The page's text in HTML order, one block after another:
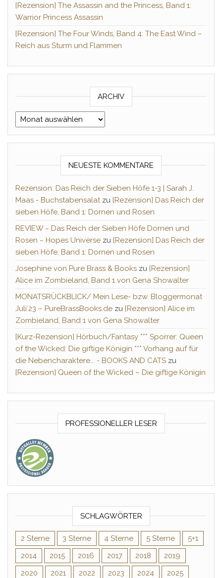
[Rezension] The Assassin and the Princess, Band 1:
Warrior Princess Assassin
[Rezension] The Four Winds, Band 4: The East Wind –
Reich aus Sturm und Flammen
ARCHIV
Archiv
NEUESTE KOMMENTARE
Rezension: Das Reich der Sieben Höfe 1-3 | Sarah J.
Maas - Buchstabensalat zu [Rezension] Das Reich der
sieben Höfe, Band 1: Dornen und Rosen
REVIEW ~ Das Reich der Sieben Höfe Dornen und
Rosen ~ Hopes Universe zu [Rezension] Das Reich der
sieben Höfe, Band 1: Dornen und Rosen
Josephine von Pure Brass & Books zu [Rezension]
Alice im Zombieland, Band 1 von Gena Showalter
MONATSRÜCKBLICK/ Mein Lese- bzw. Bloggermonat
Juli´23 – PureBrassBooks.de zu [Rezension] Alice im
Zombieland, Band 1 von Gena Showalter
[Kurz-Rezension] Hörbuch/Fantasy *** Sporrer: Queen
of the Wicked: Die giftige Königin *** Vorhang auf für
die Nebencharaktere... - BOOKS AND CATS zu
[Rezension] Queen of the Wicked – Die giftige Königin
PROFESSIONELLER LESER
SCHLAGWÖRTER
2 Sterne 3 Sterne 4 Sterne 5 Sterne
5+1
2014
2015 2016 2017 2018
2019
2020
2021 2022 2023 2024
2025